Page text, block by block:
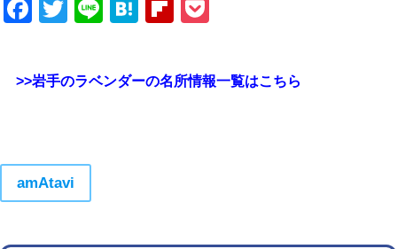
Facebook
Twitter
LineHatenaFlipboard
>>岩手のラベンダーの名所情報一覧はこちら
amAtavi